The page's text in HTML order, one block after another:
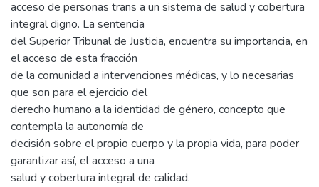
acceso de personas trans a un sistema de salud y cobertura
integral digno. La sentencia
del Superior Tribunal de Justicia, encuentra su importancia, en
el acceso de esta fracción
de la comunidad a intervenciones médicas, y lo necesarias
que son para el ejercicio del
derecho humano a la identidad de género, concepto que
contempla la autonomía de
decisión sobre el propio cuerpo y la propia vida, para poder
garantizar así, el acceso a una
salud y cobertura integral de calidad.